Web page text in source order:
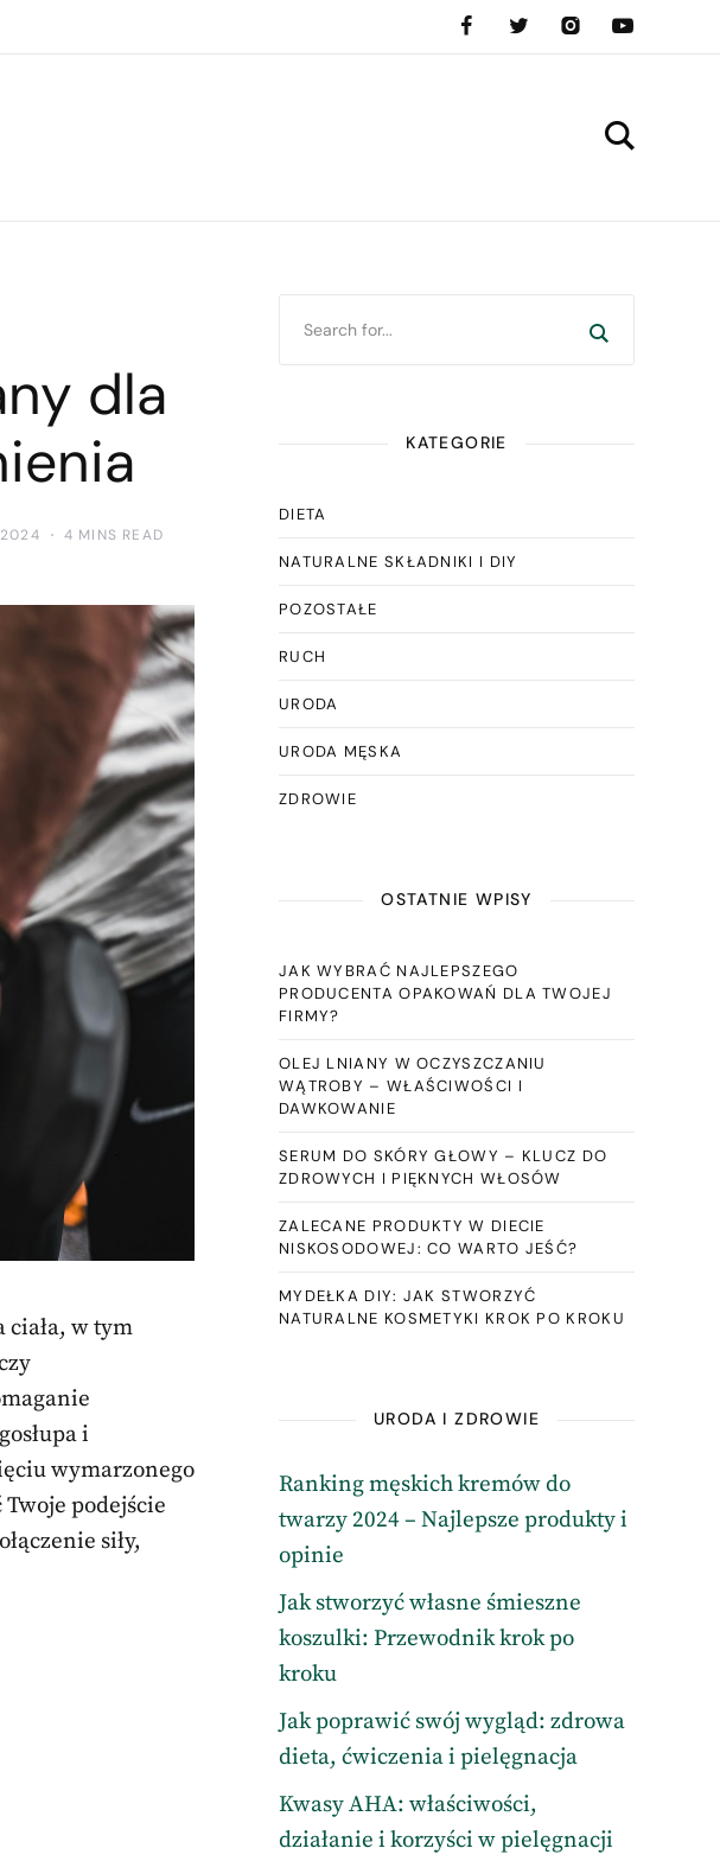
dla
4 MINS READ
ciała, w tym
i
wymarzonego
podejście
siły,
KATEGORIE
DIETA
NATURALNE SKŁADNIKI I DIY
POZOSTAŁE
RUCH
URODA
URODA MĘSKA
ZDROWIE
OSTATNIE WPISY
JAK WYBRAĆ NAJLEPSZEGO
PRODUCENTA OPAKOWAŃ DLA TWOJEJ
FIRMY?
OLEJ LNIANY W OCZYSZCZANIU
WĄTROBY – WŁAŚCIWOŚCI I
DAWKOWANIE
SERUM DO SKÓRY GŁOWY – KLUCZ DO
ZDROWYCH I PIĘKNYCH WŁOSÓW
ZALECANE PRODUKTY W DIECIE
NISKOSODOWEJ: CO WARTO JEŚĆ?
MYDEŁKA DIY: JAK STWORZYĆ
NATURALNE KOSMETYKI KROK PO KROKU
URODA I ZDROWIE
Ranking męskich kremów do
twarzy 2024 – Najlepsze produkty i
opinie
Jak stworzyć własne śmieszne
koszulki: Przewodnik krok po
kroku
Jak poprawić swój wygląd: zdrowa
dieta, ćwiczenia i pielęgnacja
Kwasy AHA: właściwości,
działanie i korzyści w pielęgnacji